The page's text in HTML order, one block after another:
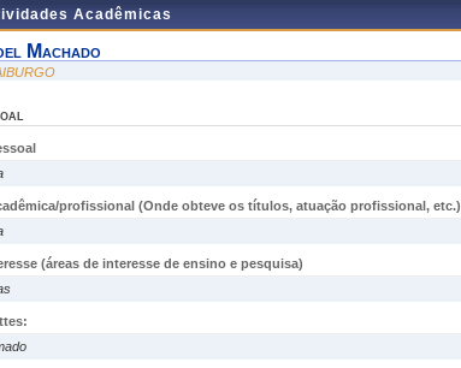
Acadêmicas
Machado
profissional (Onde obteve os títulos, atuação profissional, etc.)
(áreas de interesse de ensino e pesquisa)